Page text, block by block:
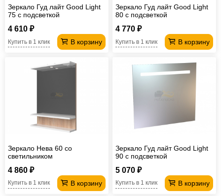
Зеркало Гуд лайт Good Light
75 с подсветкой
4 610 ₽
В корзину
Купить в 1 клик
Зеркало Гуд лайт Good Light
80 с подсветкой
4 770 ₽
В корзину
Купить в 1 клик
Зеркало Нева 60 со
светильником
4 860 ₽
В корзину
Купить в 1 клик
Зеркало Гуд лайт Good Light
90 с подсветкой
5 070 ₽
В корзину
Купить в 1 клик